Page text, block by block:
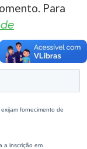
Para